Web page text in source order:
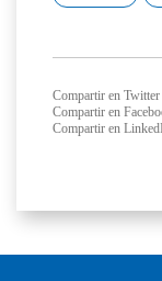
Compartir en Twitter
Compartir en
Compartir en